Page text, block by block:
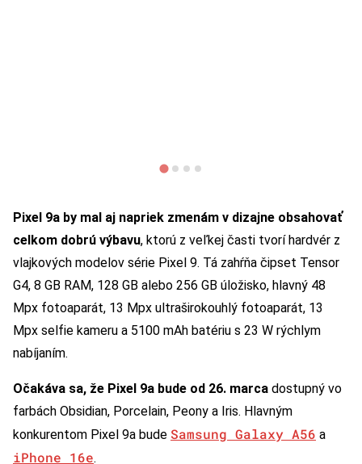
Pixel 9a by mal aj napriek zmenám v dizajne obsahovať
celkom dobrú výbavu, ktorú z veľkej časti tvorí hardvér z
vlajkových modelov série Pixel 9. Tá zahŕňa čipset Tensor
G4, 8 GB RAM, 128 GB alebo 256 GB úložisko, hlavný 48
Mpx fotoaparát, 13 Mpx ultraširokouhlý fotoaparát, 13
Mpx selfie kameru a 5100 mAh batériu s 23 W rýchlym
nabíjaním.
Očakáva sa, že Pixel 9a bude od 26. marca dostupný vo
farbách Obsidian, Porcelain, Peony a Iris. Hlavným
konkurentom Pixel 9a bude Samsung Galaxy A56 a
iPhone 16e.